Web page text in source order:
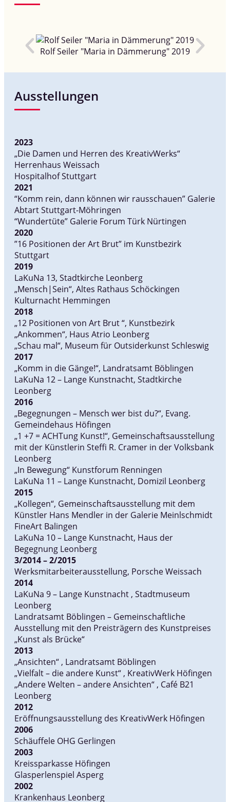
Rolf Seiler "Maria in Dämmerung" 2019
Ausstellungen
2023
„Die Damen und Herren des KreativWerks“
Herrenhaus Weissach
Hospitalhof Stuttgart
2021
“Komm rein, dann können wir rausschauen” Galerie
Abtart Stuttgart-Möhringen
“Wundertüte” Galerie Forum Türk Nürtingen
2020
”16 Positionen der Art Brut” im Kunstbezirk
Stuttgart
2019
LaKuNa 13, Stadtkirche Leonberg
„Mensch|Sein“, Altes Rathaus Schöckingen
Kulturnacht Hemmingen
2018
„12 Positionen von Art Brut “, Kunstbezirk
„Ankommen“, Haus Atrio Leonberg
„Schau mal“, Museum für Outsiderkunst Schleswig
2017
„Komm in die Gänge!“, Landratsamt Böblingen
LaKuNa 12 – Lange Kunstnacht, Stadtkirche
Leonberg
2016
„Begegnungen – Mensch wer bist du?“, Evang.
Gemeindehaus Höfingen
„1 +7 = ACHTung Kunst!“, Gemeinschaftsausstellung
mit der Künstlerin Steffi R. Cramer in der Volksbank
Leonberg
„In Bewegung“ Kunstforum Renningen
LaKuNa 11 – Lange Kunstnacht, Domizil Leonberg
2015
„Kollegen“, Gemeinschaftsausstellung mit dem
Künstler Hans Mendler in der Galerie Meinlschmidt
FineArt Balingen
LaKuNa 10 – Lange Kunstnacht, Haus der
Begegnung Leonberg
3/2014 – 2/2015
Werksmitarbeiterausstellung, Porsche Weissach
2014
LaKuNa 9 – Lange Kunstnacht , Stadtmuseum
Leonberg
Landratsamt Böblingen – Gemeinschaftliche
Ausstellung mit den Preisträgern des Kunstpreises
„Kunst als Brücke“
2013
„Ansichten“ , Landratsamt Böblingen
„Vielfalt – die andere Kunst“ , KreativWerk Höfingen
„Andere Welten – andere Ansichten“ , Café B21
Leonberg
2012
Eröffnungsausstellung des KreativWerk Höfingen
2006
Schäuffele OHG Gerlingen
2003
Kreissparkasse Höfingen
Glasperlenspiel Asperg
2002
Krankenhaus Leonberg